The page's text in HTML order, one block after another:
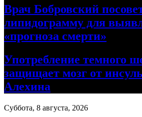
Врач Бобровский
липидограмму для
«прогноза смерти»
Употребление темного
защищает мозг от
Алехина
Суббота, 8 августа, 2026